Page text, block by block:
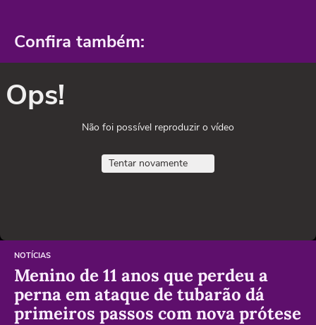
Confira também:
Ops!
Não foi possível reproduzir o vídeo
Tentar novamente
NOTÍCIAS
Menino de 11 anos que perdeu a
perna em ataque de tubarão dá
primeiros passos com nova prótese